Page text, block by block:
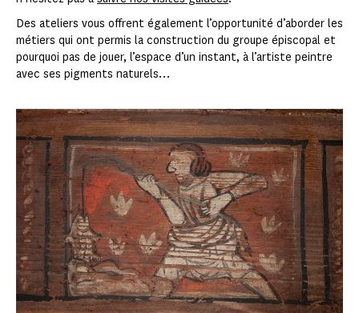
Des ateliers vous offrent également l’opportunité d’aborder les
métiers qui ont permis la construction du groupe épiscopal et
pourquoi pas de jouer, l’espace d’un instant, à l’artiste peintre
avec ses pigments naturels…